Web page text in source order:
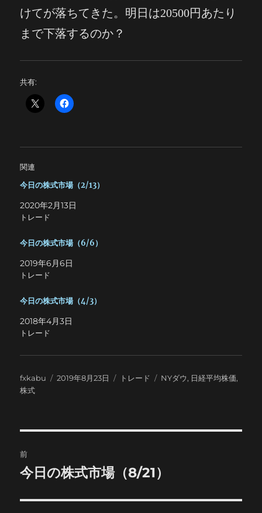
けてが落ちてきた。明日は20500円あたり
まで下落するのか？
共有:
関連
今日の株式市場（2/13）
2020年2月13日
トレード
今日の株式市場（6/6）
2019年6月6日
トレード
今日の株式市場（4/3）
2018年4月3日
トレード
投
稿
fxkabu
投
2019年8月23日
カ
トレード
タ
NYダウ, 日経平均株価,
株式
稿
前
前
投
今日の株式市場（8/21）